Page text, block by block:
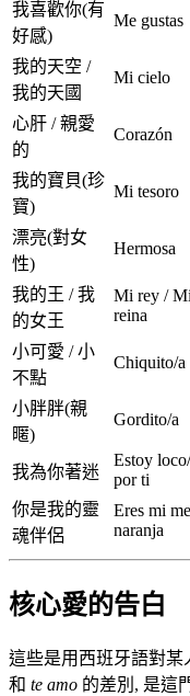
我喜歡你(有
好感)
Me gustas
我的天空 /
我的天國
Mi cielo
心肝 / 親愛
的
Corazón
我的寶貝(珍
寶)
Mi tesoro
漂亮(對女
性)
Hermosa
我的王 / 我
的女王
Mi rey / Mi
reina
小可愛 / 小
不點
Chiquito/a
小胖胖(親
暱)
Gordito/a
我為你著迷
Estoy
por ti
你是我的靈
魂伴侶
Eres mi
naranja
核心愛的告白
這些是用西班牙語對某
和 te amo 的差別, 是這